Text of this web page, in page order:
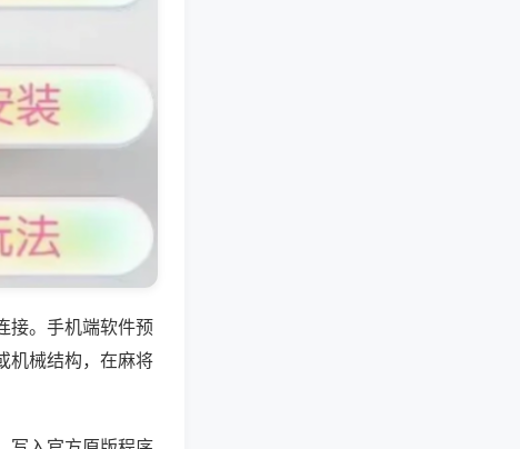
接。手机端软件预
机械结构，在麻将